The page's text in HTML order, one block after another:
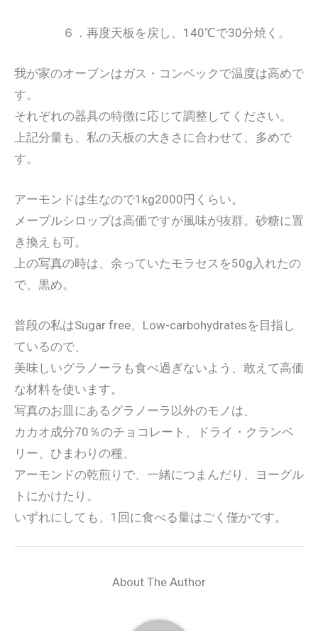
６．再度天板を戻し、140℃で30分焼く。
我が家のオーブンはガス・コンベックで温度は高めで
す。
それぞれの器具の特徴に応じて調整してください。
上記分量も、私の天板の大きさに合わせて、多めで
す。
アーモンドは生なので1kg2000円くらい。
メープルシロップは高価ですが風味が抜群。砂糖に置
き換えも可。
上の写真の時は、余っていたモラセスを50g入れたの
で、黒め。
普段の私はSugar free、Low-carbohydratesを目指し
ているので、
美味しいグラノーラも食べ過ぎないよう、敢えて高価
な材料を使います。
写真のお皿にあるグラノーラ以外のモノは、
カカオ成分70％のチョコレート、ドライ・クランベ
リー、ひまわりの種、
アーモンドの乾煎りで、一緒につまんだり、ヨーグル
トにかけたり。
いずれにしても、1回に食べる量はごく僅かです。
About The Author